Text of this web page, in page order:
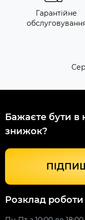
Гарантійне
Бажаєте бути в
знижок?
Розклад роботи